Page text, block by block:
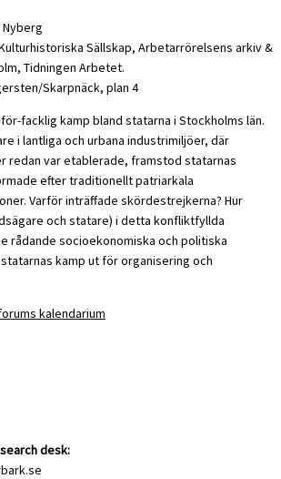
Sällskap, Arbetarrörelsens arkiv &
Tidningen Arbetet.
Skarpnäck, plan 4
facklig kamp bland statarna i Stockholms län.
i lantliga och urbana industrimiljöer, där
redan var etablerade, framstod statarnas
efter traditionellt patriarkala
Varför inträffade skördestrejkerna? Hur
och statare) i detta konfliktfyllda
rådande socioekonomiska och politiska
kamp ut för organisering och
kalendarium
desk: